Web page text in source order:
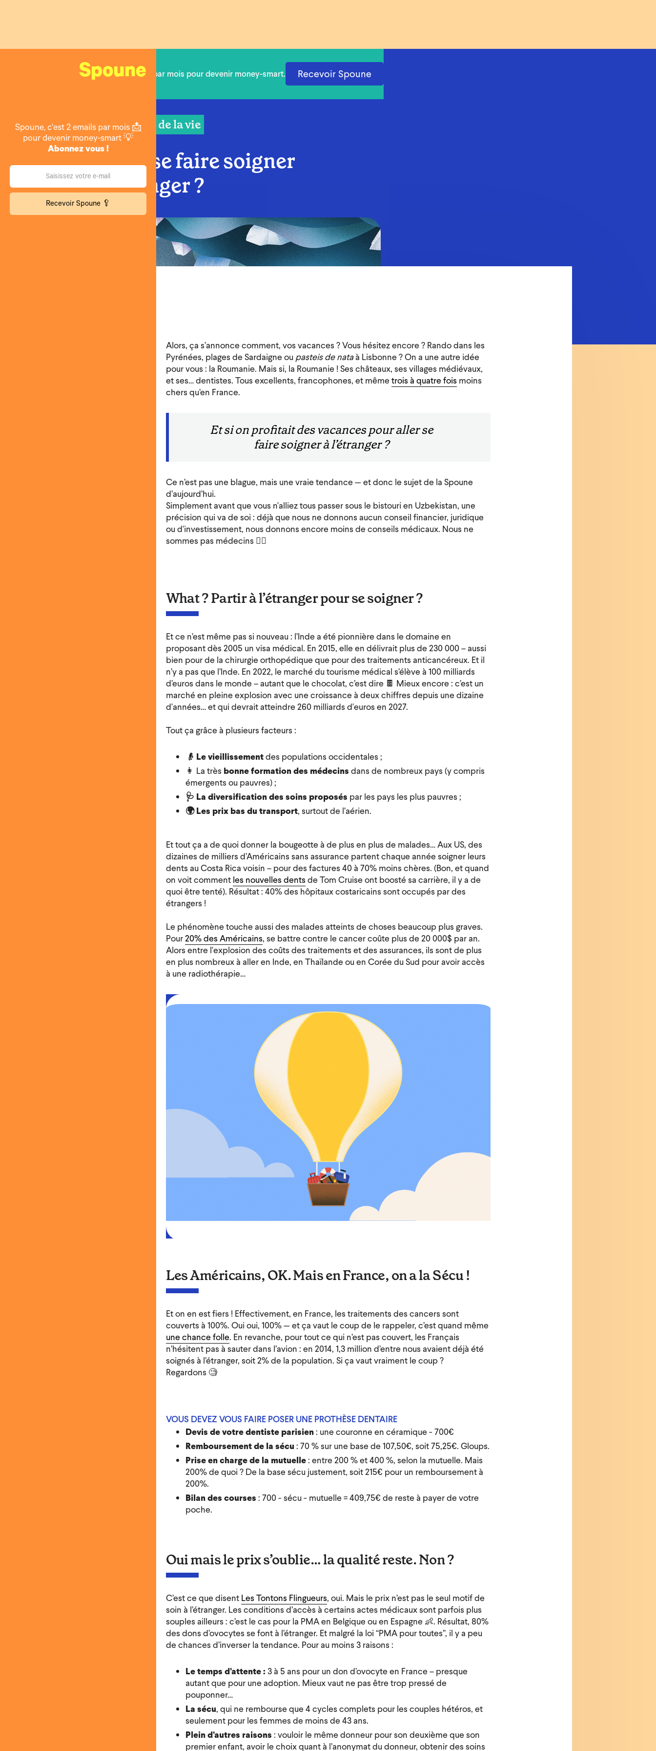
Spoune
Spoune, c'est 2 emails par mois 📩
pour devenir money-smart 💡
Abonnez vous !
2 emails par mois pour devenir money-smart. Recevoir Spoune
Le prix de la vie
Faut-il se faire soigner
à l'étranger ?
Alors, ça s’annonce comment, vos vacances ? Vous hésitez encore ? Rando dans les
Pyrénées, plages de Sardaigne ou pasteis de nataà Lisbonne ? On a une autre idée
pour vous : la Roumanie. Mais si, la Roumanie ! Ses châteaux, ses villages médiévaux,
et ses… dentistes. Tous excellents, francophones, et même trois à quatre foismoins
chers qu’en France.
Et si on profitait des vacances pour aller se
faire soigner à l’étranger ?
Ce n’est pas une blague, mais une vraie tendance — et donc le sujet de la Spoune
d’aujourd’hui.
Simplement avant que vous n'alliez tous passer sous le bistouri en Uzbekistan, une
précision qui va de soi : déjà que nous ne donnons aucun conseil financier, juridique
ou d'investissement, nous donnons encore moins de conseils médicaux. Nous ne
sommes pas médecins 👩‍⚕️
What ? Partir à l’étranger pour se soigner ?
Et ce n’est même pas si nouveau : l’Inde a été pionnière dans le domaine en
proposant dès 2005 un visa médical. En 2015, elle en délivrait plus de 230 000 – aussi
bien pour de la chirurgie orthopédique que pour des traitements anticancéreux. Et il
n’y a pas que l’Inde. En 2022, le marché du tourisme médical s’élève à 100 milliards
d’euros dans le monde – autant que le chocolat, c’est dire 🍫 Mieux encore : c’est un
marché en pleine explosion avec une croissance à deux chiffres depuis une dizaine
d'années… et qui devrait atteindre 260 milliards d'euros en 2027.
Tout ça grâce à plusieurs facteurs :
👴 Le vieillissementdes populations occidentales ;
👩 La très bonne formation des médecins dans de nombreux pays (y compris
émergents ou pauvres) ;
🩺 La diversification des soins proposés par les pays les plus pauvres ;
🌍 Les prix bas du transport, surtout de l’aérien.
Et tout ça a de quoi donner la bougeotte à de plus en plus de malades… Aux US, des
dizaines de milliers d’Américains sans assurance partent chaque année soigner leurs
dents au Costa Rica voisin – pour des factures 40 à 70% moins chères. (Bon, et quand
on voit comment les nouvelles dentsde Tom Cruise ont boosté sa carrière, il y a de
quoi être tenté). Résultat : 40% des hôpitaux costaricains sont occupés par des
étrangers !
Le phénomène touche aussi des malades atteints de choses beaucoup plus graves.
Pour20% des Américains, se battre contre le cancer coûte plus de 20 000$ par an.
Alors entre l'explosion des coûts des traitements et des assurances, ils sont de plus
en plus nombreux à aller en Inde, en Thaïlande ou en Corée du Sud pour avoir accès
à une radiothérapie…
Les Américains, OK. Mais en France, on a la Sécu !
Et on en est fiers ! Effectivement, en France, les traitements des cancers sont
couverts à 100%. Oui oui, 100% — et ça vaut le coup de le rappeler, c’est quand même
une chance folle. En revanche, pour tout ce qui n’est pas couvert, les Français
n’hésitent pas à sauter dans l’avion : en 2014, 1,3 million d’entre nous avaient déjà été
soignés à l’étranger, soit 2% de la population. Si ça vaut vraiment le coup ?
Regardons 🧐
VOUS DEVEZ VOUS FAIRE POSER UNE PROTHÈSE DENTAIRE
Devis de votre dentiste parisien: une couronne en céramique - 700€
Remboursement de la sécu : 70 % sur une base de 107,50€, soit 75,25€. Gloups.
Prise en charge de la mutuelle: entre 200 % et 400 %, selon la mutuelle. Mais
200% de quoi ? De la base sécu justement, soit 215€ pour un remboursement à
200%.
Bilan des courses : 700 - sécu - mutuelle = 409,75€ de reste à payer de votre
poche.
Oui mais le prix s’oublie… la qualité reste. Non ?
C’est ce que disent Les Tontons Flingueurs, oui. Mais le prix n’est pas le seul motif de
soin à l’étranger. Les conditions d’accès à certains actes médicaux sont parfois plus
souples ailleurs : c’est le cas pour la PMA en Belgique ou en Espagne 👶. Résultat, 80%
des dons d’ovocytes se font à l’étranger. Et malgré la loi “PMA pour toutes”, il y a peu
de chances d’inverser la tendance. Pour au moins 3 raisons :
Le temps d’attente : 3 à 5 ans pour un don d’ovocyte en France – presque
autant que pour une adoption. Mieux vaut ne pas être trop pressé de
pouponner…
La sécu, qui ne rembourse que 4 cycles complets pour les couples hétéros, et
seulement pour les femmes de moins de 43 ans.
Plein d’autres raisons : vouloir le même donneur pour son deuxième que son
premier enfant, avoir le choix quant à l’anonymat du donneur, obtenir des soins